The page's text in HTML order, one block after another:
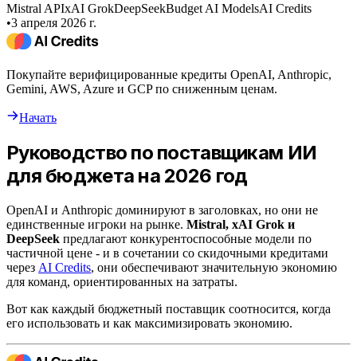
Mistral APIxAI GrokDeepSeekBudget AI ModelsAI Credits
•3 апреля 2026 г.
Покупайте верифицированные кредиты OpenAI, Anthropic,
Gemini, AWS, Azure и GCP по сниженным ценам.
Начать
Руководство по поставщикам ИИ
для бюджета на 2026 год
OpenAI и Anthropic доминируют в заголовках, но они не
единственные игроки на рынке. Mistral, xAI Grok и
DeepSeek предлагают конкурентоспособные модели по
частичной цене - и в сочетании со скидочными кредитами
через AI Credits, они обеспечивают значительную экономию
для команд, ориентированных на затраты.
Вот как каждый бюджетный поставщик соотносится, когда
его использовать и как максимизировать экономию.